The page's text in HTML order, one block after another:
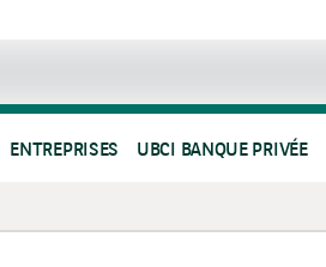
ENTREPRISES UBCI BANQUE PRIVÉE